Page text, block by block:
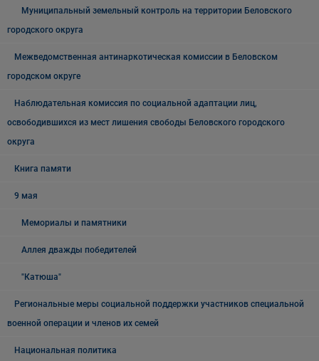
Муниципальный земельный контроль на территории Беловского
городского округа
Межведомственная антинаркотическая комиссии в Беловском
городском округе
Наблюдательная комиссия по социальной адаптации лиц,
освободившихся из мест лишения свободы Беловского городского
округа
Книга памяти
9 мая
Мемориалы и памятники
Аллея дважды победителей
"Катюша"
Региональные меры социальной поддержки участников специальной
военной операции и членов их семей
Национальная политика